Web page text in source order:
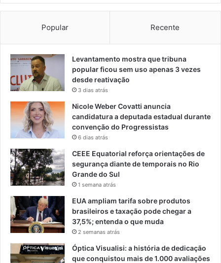
Popular Recente
Levantamento mostra que tribuna
popular ficou sem uso apenas 3 vezes
desde reativação
3 dias atrás
Nicole Weber Covatti anuncia
candidatura a deputada estadual durante
convenção do Progressistas
6 dias atrás
CEEE Equatorial reforça orientações de
segurança diante de temporais no Rio
Grande do Sul
1 semana atrás
EUA ampliam tarifa sobre produtos
brasileiros e taxação pode chegar a
37,5%; entenda o que muda
2 semanas atrás
Óptica Visualisi: a história de dedicação
que conquistou mais de 1.000 avaliações